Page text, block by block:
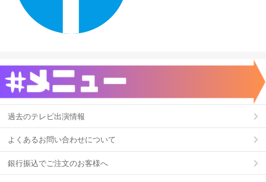
過去のテレビ出演情報
よくあるお問い合わせについて
銀行振込でご注文のお客様へ